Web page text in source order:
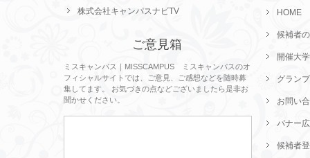
株式会社キャンパスナビTV
ご意見箱
ミスキャンパス｜MISSCAMPUS ミスキャンパスのオ
フィシャルサイトでは、ご意見、ご感想などを随時募
集してます。 お気づきの点などございましたら是非お
聞かせください。
HOME
候補者
開催大
グラン
お問い
バナー
候補者